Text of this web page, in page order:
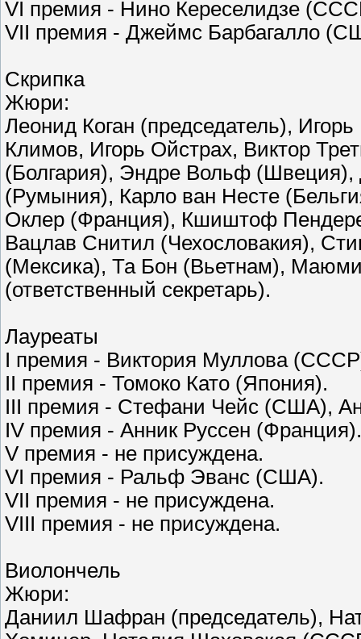
VI премия - Нино Кереселидзе
VII премия - Джеймс Барбагалло
Скрипка
Жюри:
Леонид Коган (председатель),
Климов, Игорь Ойстрах, Виктор
(Болгария), Эндре Вольф
(Румыния), Карло ван Несте
Оклер (Франция), Кшиштоф
Вацлав Снитил (Чехословакия),
(Мексика), Та Бон (Вьетнам),
(ответственный секретарь).
Лауреаты
I премия - Виктория Муллова
II премия - Томоко Като (Япония).
III премия - Стефани Чейс (США),
IV премия - Анник Руссен
V премия - не присуждена.
VI премия - Ральф Эванс (США).
VII премия - не присуждена.
VIII премия - не присуждена.
Виолончель
Жюри:
Даниил Шафран (председатель),